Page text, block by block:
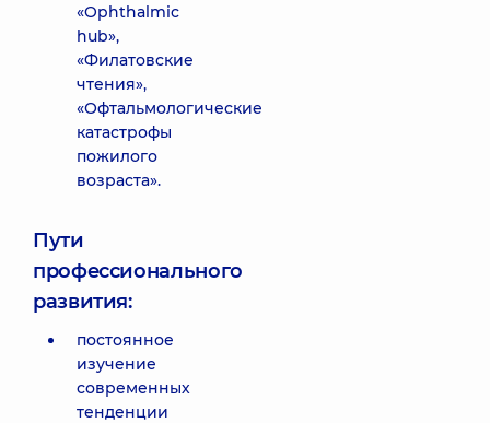
«Ophthalmic
hub»,
«Филатовские
чтения»,
«Офтальмологические
катастрофы
пожилого
возраста».
Пути
профессионального
развития:
постоянное
изучение
современных
тенденции